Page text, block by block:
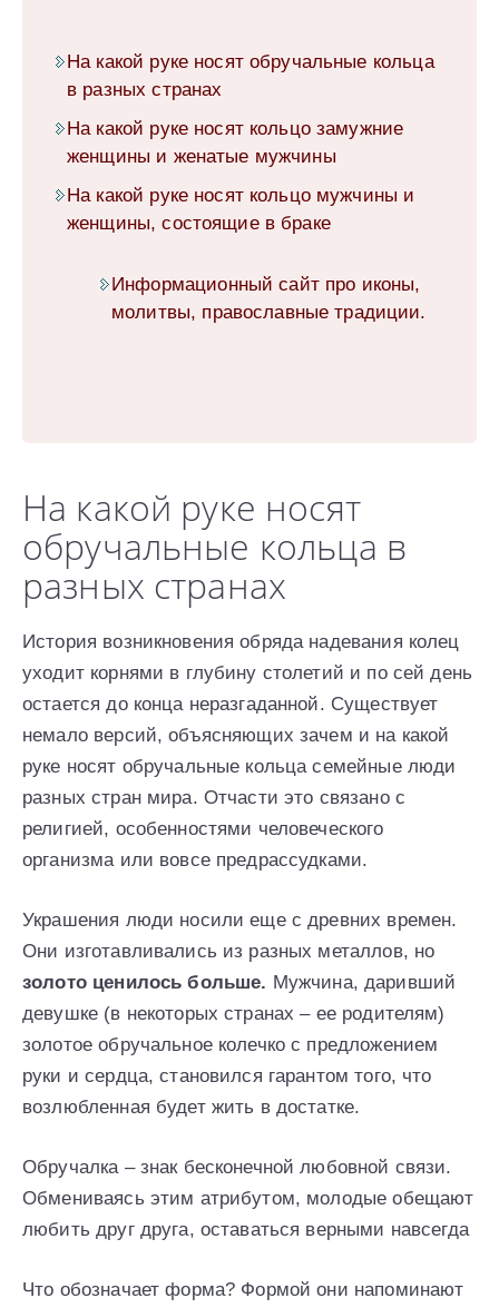
На какой руке носят обручальные кольца
в разных странах
На какой руке носят кольцо замужние
женщины и женатые мужчины
На какой руке носят кольцо мужчины и
женщины, состоящие в браке
Информационный сайт про иконы,
молитвы, православные традиции.
На какой руке носят
обручальные кольца в
разных странах
История возникновения обряда надевания колец
уходит корнями в глубину столетий и по сей день
остается до конца неразгаданной. Существует
немало версий, объясняющих зачем и на какой
руке носят обручальные кольца семейные люди
разных стран мира. Отчасти это связано с
религией, особенностями человеческого
организма или вовсе предрассудками.
Украшения люди носили еще с древних времен.
Они изготавливались из разных металлов, но
золото ценилось больше. Мужчина, даривший
девушке (в некоторых странах – ее родителям)
золотое обручальное колечко с предложением
руки и сердца, становился гарантом того, что
возлюбленная будет жить в достатке.
Обручалка – знак бесконечной любовной связи.
Обмениваясь этим атрибутом, молодые обещают
любить друг друга, оставаться верными навсегда
Что обозначает форма? Формой они напоминают